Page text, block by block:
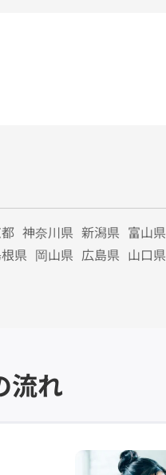
神奈川県 新潟県 富山県
県 岡山県 広島県 山口県
流れ